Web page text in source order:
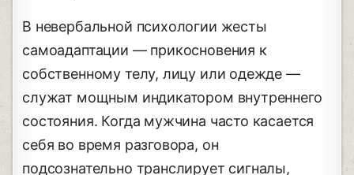
В невербальной психологии жесты
самоадаптации — прикосновения к
собственному телу, лицу или одежде —
служат мощным индикатором внутреннего
состояния. Когда мужчина часто касается
себя во время разговора, он
подсознательно транслирует сигналы,